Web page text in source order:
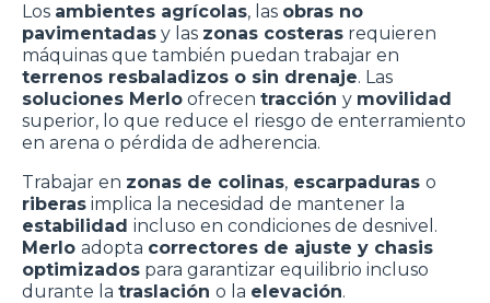
Los ambientes agrícolas, las obras no
pavimentadas y las zonas costeras requieren
máquinas que también puedan trabajar en
terrenos resbaladizos o sin drenaje. Las
soluciones Merlo ofrecen tracción y movilidad
superior, lo que reduce el riesgo de enterramiento
en arena o pérdida de adherencia.
Trabajar en zonas de colinas, escarpaduras o
riberas implica la necesidad de mantener la
estabilidad incluso en condiciones de desnivel.
Merlo adopta correctores de ajuste y chasis
optimizados para garantizar equilibrio incluso
durante la traslación o la elevación.